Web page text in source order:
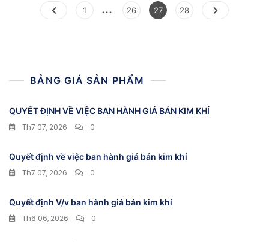
Phân
Page
1 … Page
26 Page
27 Page
28
BẢNG GIÁ SẢN PHẨM
QUYẾT ĐỊNH VỀ VIỆC BAN HÀNH GIÁ BÁN KIM KHÍ
Th7 07, 2026
0
Quyết định về việc ban hành giá bán kim khí
Th7 07, 2026
0
Quyết định V/v ban hành giá bán kim khí
Th6 06, 2026
0